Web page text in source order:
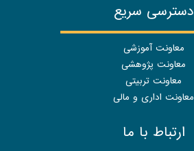
دسترسی سریع
معاونت آموزشی
معاونت پژوهشی
معاونت تربیتی
معاونت اداری و مالی
ارتباط با ما